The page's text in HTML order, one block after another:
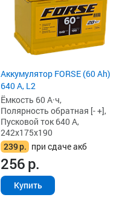
Аккумулятор FORSE (60 Ah)
640 А, L2
Ёмкость 60 А·ч,
Полярность обратная [- +],
Пусковой ток 640 А,
242x175x190
239р. при сдаче акб
256р.
Купить